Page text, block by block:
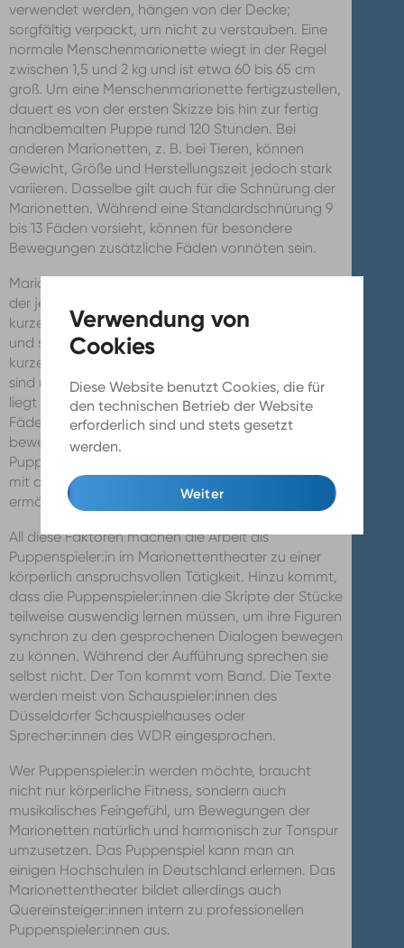
Diese Website benutzt Cookies, die für
den technischen Betrieb der Website
erforderlich sind und stets gesetzt
werden.
Weiter
verwendet werden, hängen von der Decke;
sorgfältig verpackt, um nicht zu verstauben. Eine
normale Menschenmarionette wiegt in der Regel
zwischen 1,5 und 2 kg und ist etwa 60 bis 65 cm
groß. Um eine Menschenmarionette fertigzustellen,
dauert es von der ersten Skizze bis hin zur fertig
handbemalten Puppe rund 120 Stunden. Bei
anderen Marionetten, z. B. bei Tieren, können
Gewicht, Größe und Herstellungszeit jedoch stark
variieren. Dasselbe gilt auch für die Schnürung der
Marionetten. Während eine Standardschnürung 9
bis 13 Fäden vorsieht, können für besondere
Bewegungen zusätzliche Fäden vonnöten sein.
Marionetten unterscheiden sich auch in der Länge
der jeweiligen Fäden. Es gibt sowohl lange als auch
kurze. Die langen Fäden messen ungefähr 2,75 m
und sind an hellen Spielkreuzen befestigt. Die
kurzen Fäden wiederum kommen auf 1,27 m und
sind mit einem schwarzen Drehkreuz versehen. Das
liegt daran, dass Marionetten mit diesen kurzen
Fäden auch auf der Bühne stehen und sich
bewegen können müssen. Manchmal sind die
Puppenspieler:innen in Schwarz gekleidet ebenfalls
mit auf der Bühne, um komplexere Bewegungen zu
ermöglichen.
All diese Faktoren machen die Arbeit als
Puppenspieler:in im Marionettentheater zu einer
körperlich anspruchsvollen Tätigkeit. Hinzu kommt,
dass die Puppenspieler:innen die Skripte der Stücke
teilweise auswendig lernen müssen, um ihre Figuren
synchron zu den gesprochenen Dialogen bewegen
zu können. Während der Aufführung sprechen sie
selbst nicht. Der Ton kommt vom Band. Die Texte
werden meist von Schauspieler:innen des
Düsseldorfer Schauspielhauses oder
Sprecher:innen des WDR eingesprochen.
Wer Puppenspieler:in werden möchte, braucht
nicht nur körperliche Fitness, sondern auch
musikalisches Feingefühl, um Bewegungen der
Marionetten natürlich und harmonisch zur Tonspur
umzusetzen. Das Puppenspiel kann man an
einigen Hochschulen in Deutschland erlernen. Das
Marionettentheater bildet allerdings auch
Quereinsteiger:innen intern zu professionellen
Puppenspieler:innen aus.